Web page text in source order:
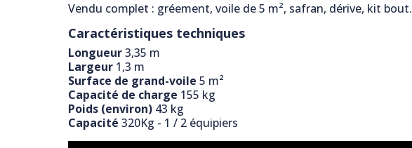
Vendu complet : gréement, voile de 5 m², safran, dérive, kit bout.
Caractéristiques techniques
Longueur3,35 m
Largeur 1,3 m
Surface de grand-voile 5 m²
Capacité de charge 155 kg
Poids (environ) 43 kg
Capacité 320Kg - 1 / 2 équipiers